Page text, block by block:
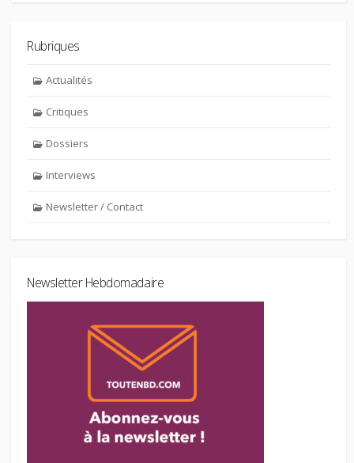
Rubriques
Actualités
Critiques
Dossiers
Interviews
Newsletter / Contact
Newsletter Hebdomadaire